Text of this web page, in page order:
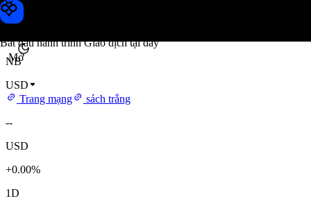
Bắt đầu hành trình Giao dịch tại đây
Mở
Giá Nubila Network
NB
USD
Trang mạng
sách trắng
--
USD
+0.00%
1D